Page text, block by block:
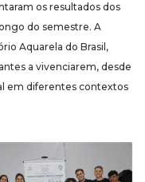
os resultados dos
do semestre. A
Aquarela do Brasil,
a vivenciarem, desde
em diferentes contextos